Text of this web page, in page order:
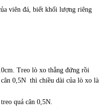
viên đá, biết khối lượng riêng
Treo lò xo thẳng đứng rồi
0,5N thì chiều dài của lò xo là
quả cân 0,5N.